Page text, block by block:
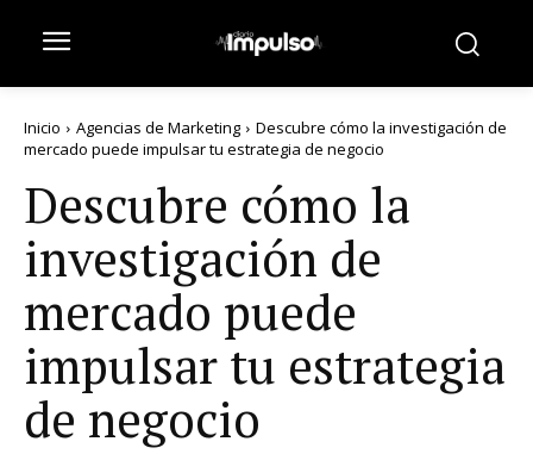
Inicio Agencias de Marketing
Descubre cómo la investigación de
mercado puede impulsar tu estrategia de negocio
Descubre cómo la
investigación de
mercado puede
impulsar tu estrategia
de negocio